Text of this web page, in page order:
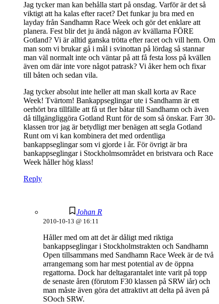
Jag tycker man kan behålla start på onsdag. Varför är det så
viktigt att ha kalas efter racet? Det funkar ju bra med en
layday från Sandhamn Race Week och gör det enklare att
planera. Fest blir det ju ändå någon av kvällarna FÖRE
Gotland? Vi är alltid ganska trötta efter racet och vill hem. Om
man som vi brukar gå i mål i svinottan på lördag så stannar
man väl normalt inte och väntar på att få festa loss på kvällen
även om där inte vore något patrask? Vi åker hem och fixar
till båten och sedan vila.
Jag tycker absolut inte heller att man skall korta av Race
Week! Tvärtom! Bankappseglingar ute i Sandhamn är ett
oerhört bra tillfälle att få ut fler båtar till Sandhamn och även
då tillgängliggöra Gotland Runt för de som så önskar. Farr 30-
klassen tror jag är betydligt mer benägen att segla Gotland
Runt om vi kan kombinera det med ordentliga
bankappseglingar som vi gjorde i år. För övrigt är bra
bankappseglingar i Stockholmsområdet en bristvara och Race
Week håller hög klass!
Reply
Johan R
2010-10-13 @ 16:11
Håller med om att det är dåligt med riktiga
bankappseglingar i Stockholmstrakten och Sandhamn
Open tillsammans med Sandhamn Race Week är de två
arrangemang som har mest potential av de öppna
regattorna. Dock har deltagarantalet inte varit på topp
de senaste åren (förutom F30 klassen på SRW iår) och
man måste även göra det attraktivt att delta på även på
SOoch SRW.